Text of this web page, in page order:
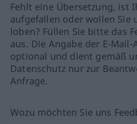
Fehlt eine Übersetzung, ist
aufgefallen oder wollen Sie
loben? Füllen Sie bitte das
aus. Die Angabe der E-Mail-
optional und dient gemäß
Datenschutz nur zur
Anfrage.
Wozu möchten Sie uns